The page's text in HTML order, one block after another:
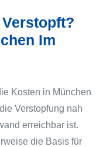
Im
Kosten in München
Verstopfung nah
erreichbar ist.
die Basis für